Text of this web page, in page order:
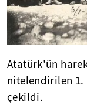
Atatürk'ün
nitelendirilen 1.
çekildi.